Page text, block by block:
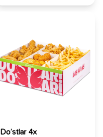
Do’stlar 4х